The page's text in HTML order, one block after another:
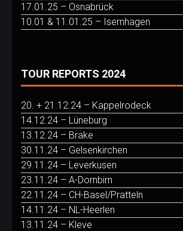
17.01.25 – Osnabrück
10.01 & 11.01.25 – Isernhagen
TOUR REPORTS 2024
20. + 21.12.24 – Kappelrodeck
14.12.24 – Lüneburg
13.12.24 – Brake
30.11.24 – Gelsenkirchen
29.11.24 – Leverkusen
23.11.24 – A-Dornbirn
22.11.24 – CH-Basel/Pratteln
14.11.24 – NL-Heerlen
13.11.24 – Kleve